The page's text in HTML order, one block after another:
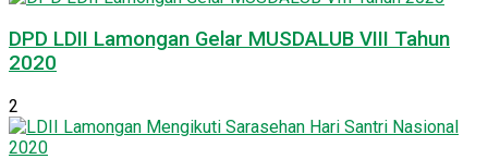
DPD LDII Lamongan Gelar MUSDALUB VIII Tahun
2020
2